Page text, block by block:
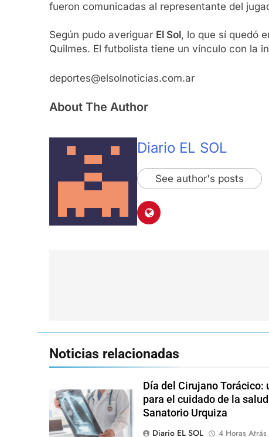
fueron comunicadas al representante del
Según pudo averiguar El Sol, lo que sí quedó
Quilmes. El futbolista tiene un vínculo con la
deportes@elsolnoticias.com.ar
About The Author
Diario EL SOL
See author's posts
Noticias relacionadas
Día del Cirujano
para el cuidado de la
Sanatorio Urquiza
Diario EL SOL
4 Horas Atrás